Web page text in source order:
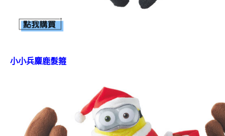
小小兵麋鹿髮箍